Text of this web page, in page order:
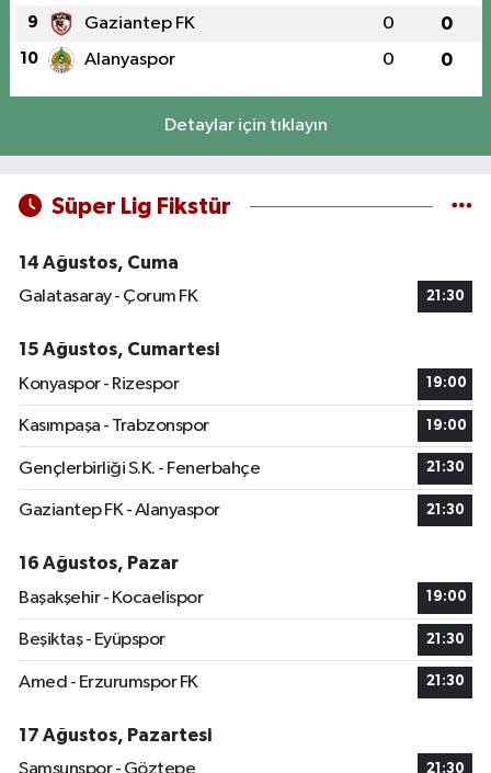
9 Gaziantep FK 0 0
10 Alanyaspor 0 0
Detaylar için tıklayın
Süper Lig Fikstür
14 Ağustos, Cuma
Galatasaray - Çorum FK
21:30
15 Ağustos, Cumartesi
Konyaspor - Rizespor
19:00
Kasımpaşa - Trabzonspor 19:00
Gençlerbirliği S.K. - Fenerbahçe 21:30
Gaziantep FK - Alanyaspor 21:30
16 Ağustos, Pazar
Başakşehir - Kocaelispor
19:00
Beşiktaş - Eyüpspor 21:30
Amed - Erzurumspor FK 21:30
17 Ağustos, Pazartesi
Samsunspor - Göztepe
21:30